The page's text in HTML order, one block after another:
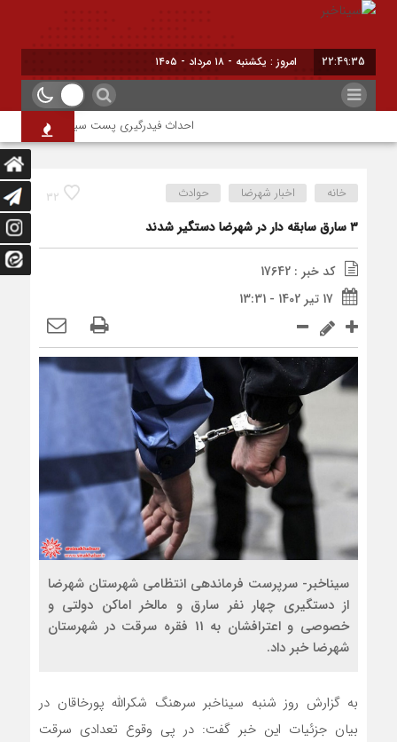
22:49:35 امروز : یکشنبه - ۱۸ مرداد - ۱۴۰۵
احداث فیدرگیری پست سیار شهرک رازی؛
32 خانه اخبار شهرضا حوادث
۳ سارق سابقه دار در شهرضا دستگیر شدند
کد خبر : 17642
17 تیر 1402 - 13:31
سیناخبر- سرپرست فرماندهی انتظامی شهرستان شهرضا
از دستگیری چهار نفر سارق و مالخر اماکن دولتی و
خصوصی و اعترافشان به 11 فقره سرقت در شهرستان
شهرضا خبر داد.
به گزارش روز شنبه سیناخبر سرهنگ شکرالله پورخاقان در
بیان جزئیات این خبر گفت: در پی وقوع تعدادی سرقت